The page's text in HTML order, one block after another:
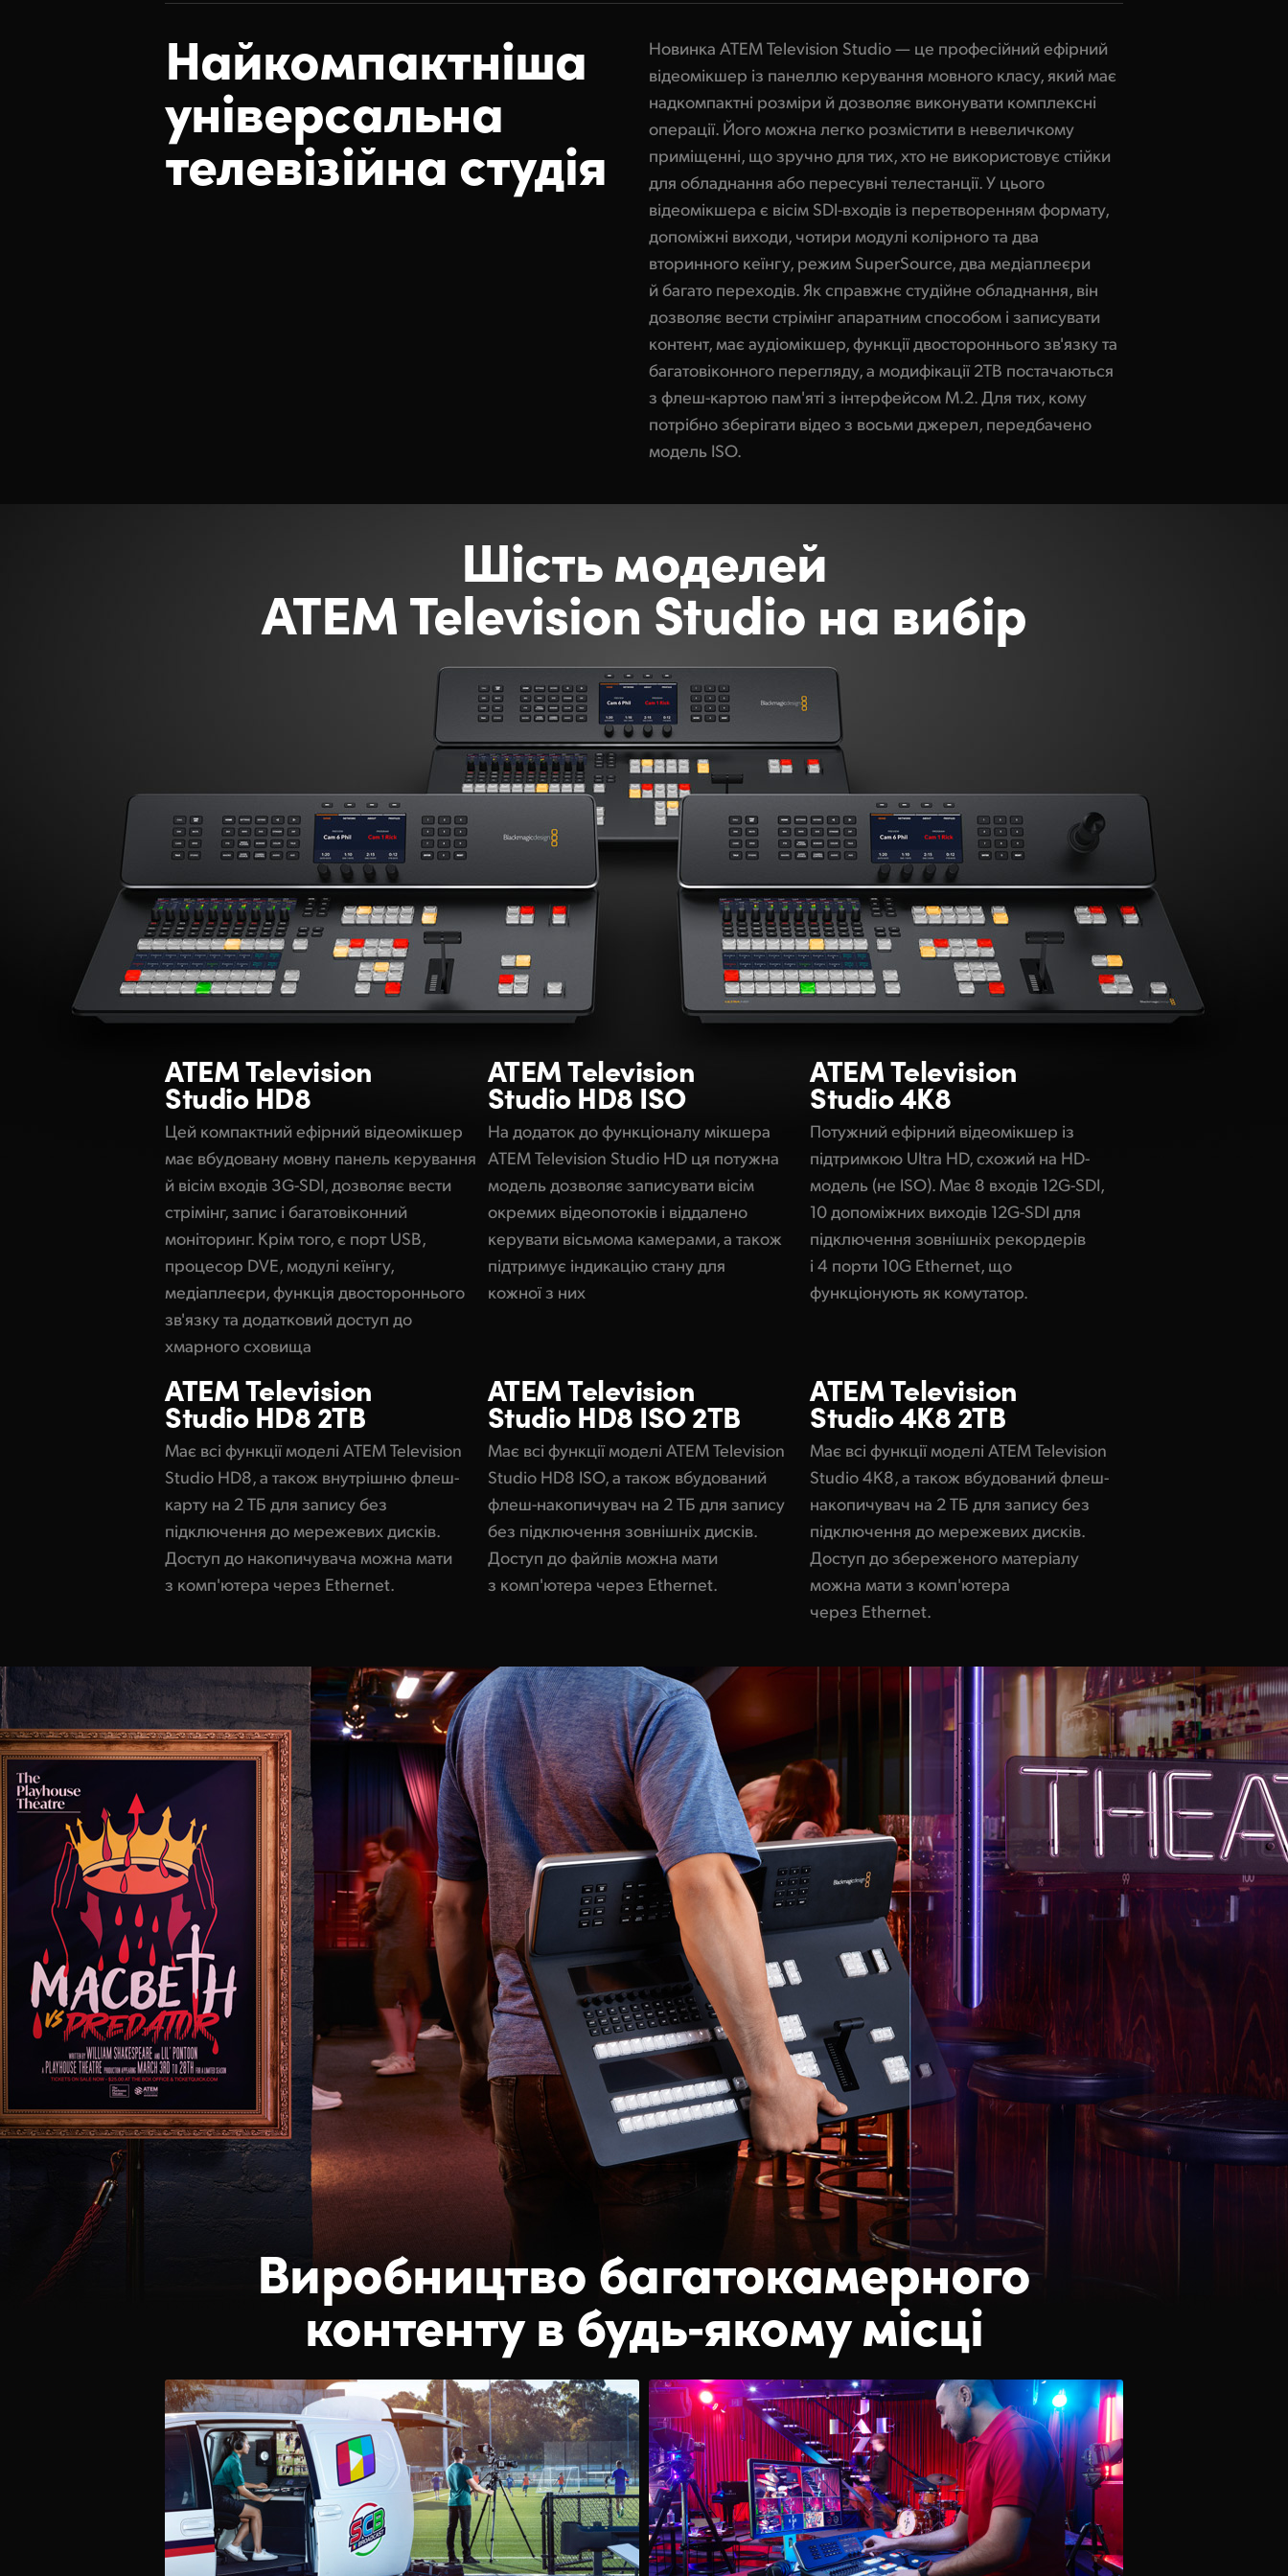
Найкомпактніша
універсальна
телевізійна студія
Новинка ATEM Television Studio — це професійний ефірний
відеомікшер із панеллю керування мовного класу, який має
надкомпактні розміри й дозволяє виконувати комплексні
операції. Його можна легко розмістити в невеличкому
приміщенні, що зручно для тих, хто не використовує стійки
для обладнання або пересувні телестанції. У цього
відеомікшера є вісім SDI-входів із перетворенням формату,
допоміжні виходи, чотири модулі колірного та два
вторинного кеїнгу, режим SuperSource, два медіаплеєри
й багато переходів. Як справжнє студійне обладнання, він
дозволяє вести стрімінг апаратним способом і записувати
контент, має аудіомікшер, функції двостороннього зв'язку та
багатовіконного перегляду, а модифікації 2TB постачаються
з флеш-картою пам'яті з інтерфейсом M.2. Для тих, кому
потрібно зберігати відео з восьми джерел, передбачено
модель ISO.
Шість моделей
ATEM Television Studio на вибір
ATEMTelevision
Studio HD8
Цей компактний ефірний відеомікшер
має вбудовану мовну панель керування
й вісім входів 3G-SDI, дозволяє вести
стрімінг, запис і багатовіконний
моніторинг. Крім того, є порт USB,
процесор DVE, модулі кеїнгу,
медіаплеєри, функція двостороннього
зв'язку та додатковий доступ до
хмарного сховища
ATEMTelevision
Studio HD8 ISO
На додаток до функціоналу мікшера
ATEM Television Studio HD ця потужна
модель дозволяє записувати вісім
окремих відеопотоків і віддалено
керувати вісьмома камерами, а також
підтримує індикацію стану для
кожної з них
ATEMTelevision
Studio 4K8
Потужний ефірний відеомікшер із
підтримкою Ultra HD, схожий на HD-
модель (не ISO). Має 8 входів 12G-SDI,
10 допоміжних виходів 12G-SDI для
підключення зовнішніх рекордерів
і 4 порти 10G Ethernet, що
функціонують як комутатор.
ATEMTelevision
StudioHD8 2TB
Має всі функції моделі ATEM Television
Studio HD8, а також внутрішню флеш-
карту на 2 ТБ для запису без
підключення до мережевих дисків.
Доступ до накопичувача можна мати
з комп'ютера через Ethernet.
ATEMTelevision
StudioHD8 ISO 2TB
Має всі функції моделі ATEM Television
Studio HD8 ISO, а також вбудований
флеш-накопичувач на 2 ТБ для запису
без підключення зовнішніх дисків.
Доступ до файлів можна мати
з комп'ютера через Ethernet.
ATEMTelevision
Studio4K8 2TB
Має всі функції моделі ATEM Television
Studio 4K8, а також вбудований флеш-
накопичувач на 2 ТБ для запису без
підключення до мережевих дисків.
Доступ до збереженого матеріалу
можна мати з комп'ютера
через Ethernet.
Виробництво багатокамерного
контенту в будь‑якому місці